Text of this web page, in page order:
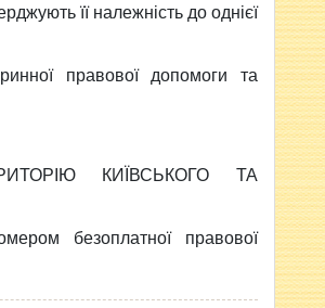
її належність до однієї
правової допомоги та
КИЇВСЬКОГО ТА
безоплатної правової